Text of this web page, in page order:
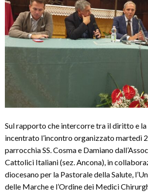
Sul rapporto che intercorre tra il diritto e
incentrato l’incontro organizzato martedì
parrocchia SS. Cosma e Damiano
Cattolici Italiani (sez. Ancona), in
diocesano per la Pastorale della Salute,
delle Marche e l’Ordine dei Medici